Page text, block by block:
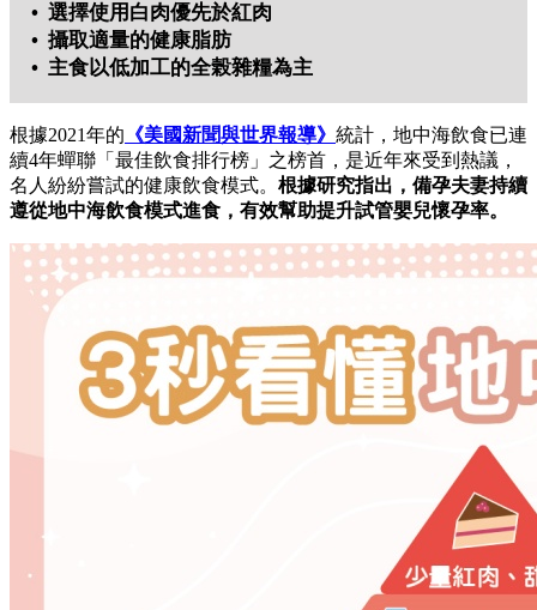
• 選擇使用白肉優先於紅肉
• 攝取適量的健康脂肪
• 主食以低加工的全榖雜糧為主
根據2021年的 《美國新聞與世界報導》 統計，地中海飲食已連
續4年蟬聯「最佳飲食排行榜」之榜首，是近年來受到熱議，
名人紛紛嘗試的健康飲食模式。 根據研究指出，備孕夫妻持續
遵從地中海飲食模式進食，有效幫助提升試管嬰兒懷孕率。